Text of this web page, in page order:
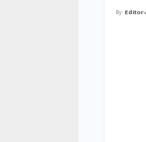
By